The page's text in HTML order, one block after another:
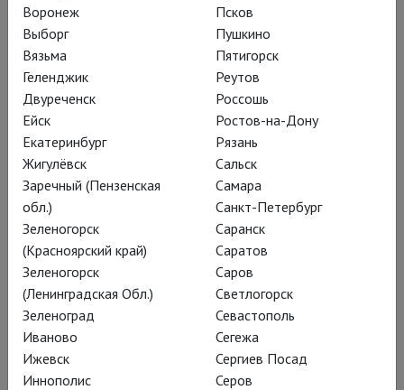
Советская – не столько
по 1978-му году
написания, сколько по
морализаторской
интонации – пьеса
Алексея Арбузова
превратилась в
интригующую, эротичную
и неназойливо
граничащую с театром
абсурда постановку.
Воронеж
Выборг
Вязьма
Геленджик
Двуреченск
Ейск
Екатеринбург
Жигулёвск
Заречный (Пензенская
обл.)
Зеленогорск
(Красноярский край)
Зеленогорск
(Ленинградская Обл.)
Зеленоград
Иваново
Ижевск
Иннополис
Псков
Пушкино
Пятигорск
Реутов
Россошь
Ростов-на-Дону
Рязань
Сальск
Самара
Санкт-Петербург
Саранск
Саратов
Саров
Светлогорск
Севастополь
Сегежа
Сергиев Посад
Серов